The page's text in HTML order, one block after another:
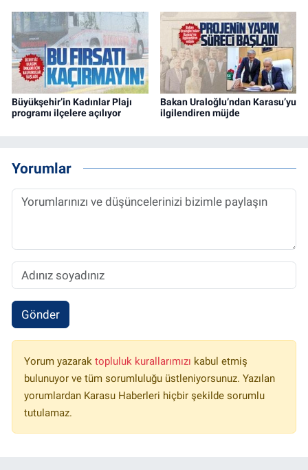
Büyükşehir’in Kadınlar Plajı
programı ilçelere açılıyor
Bakan Uraloğlu’ndan Karasu’yu
ilgilendiren müjde
Yorumlar
Gönder
Yorum yazarak topluluk kurallarımızı kabul etmiş
bulunuyor ve tüm sorumluluğu üstleniyorsunuz. Yazılan
yorumlardan Karasu Haberleri hiçbir şekilde sorumlu
tutulamaz.